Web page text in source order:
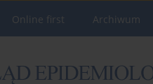
Online first Archiwum